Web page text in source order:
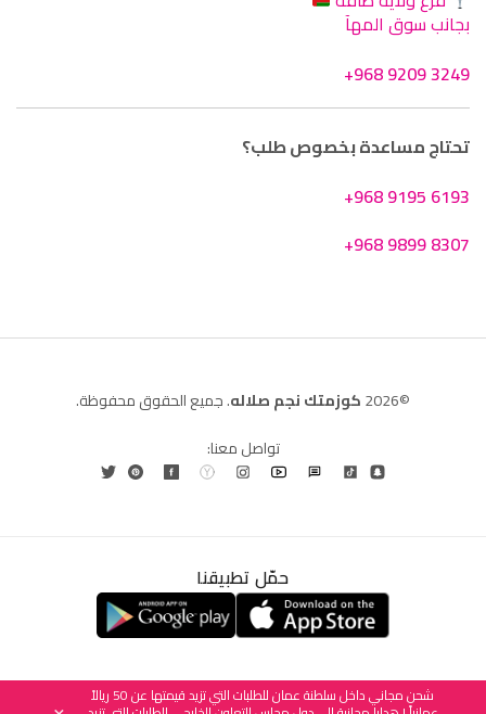
بجانب سوق المهآ
+968 9209 3249
تحتاج مساعدة بخصوص طلب؟
+968 9195 6193
+968 9899 8307
©2026 كوزمتك نجم صلاله. جميع الحقوق محفوظة.
تواصل معنا:
حمّل تطبيقنا
شحن مجاني داخل سلطنة عمان للطلبات التي تزيد قيمتها عن 50 ريالاً العربية English
(الإنجليزية)